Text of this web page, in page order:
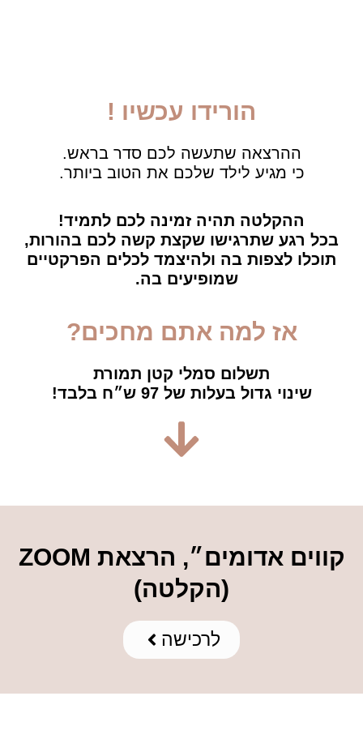
הורידו עכשיו !
ההרצאה שתעשה לכם סדר בראש.
כי מגיע לילד שלכם את הטוב ביותר.
ההקלטה תהיה זמינה לכם לתמיד!
בכל רגע שתרגישו שקצת קשה לכם בהורות,
תוכלו לצפות בה ולהיצמד לכלים הפרקטיים
שמופיעים בה.
אז למה אתם מחכים?
תשלום סמלי קטן תמורת
שינוי גדול בעלות של 97 ש״ח בלבד!
קווים אדומים״, הרצאת ZOOM
(הקלטה)
לרכישה